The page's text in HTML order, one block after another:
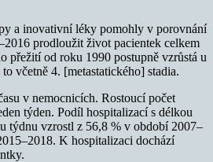
a inovativní léky pomohly v porovnání
prodloužit život pacientek celkem
přežití od roku 1990 postupně vzrůstá u
včetně 4. [metastatického] stadia.
v nemocnicích. Rostoucí počet
týden. Podíl hospitalizací s délkou
týdnu vzrostl z 56,8 % v období 2007–
K hospitalizaci dochází